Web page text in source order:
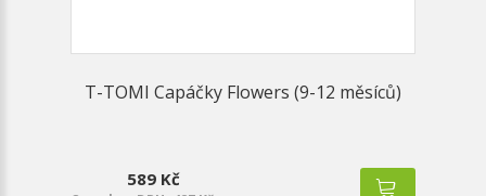
T-TOMI Capáčky Flowers (9-12 měsíců)
589 Kč